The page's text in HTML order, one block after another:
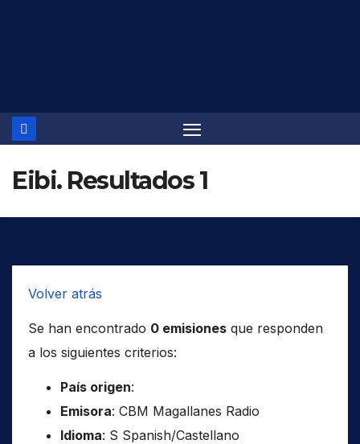
Eibi. Resultados 1
Volver atrás
Se han encontrado 0 emisiones que responden
a los siguientes criterios:
País origen:
Emisora: CBM Magallanes Radio
Idioma: S Spanish/Castellano